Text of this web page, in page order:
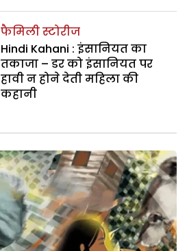
फैमिली स्टोरीज
Hindi Kahani : इंसानियत का
तकाजा – डर को इंसानियत पर
हावी न होने देती महिला की
कहानी